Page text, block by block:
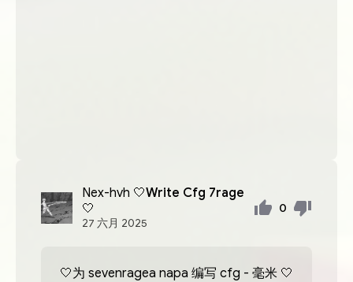
Nex-hvh 🤍Write Cfg 7rage
🤍
27 六月 2025
0
🤍为 sevenragea napa 编写 cfg - 毫米 🤍